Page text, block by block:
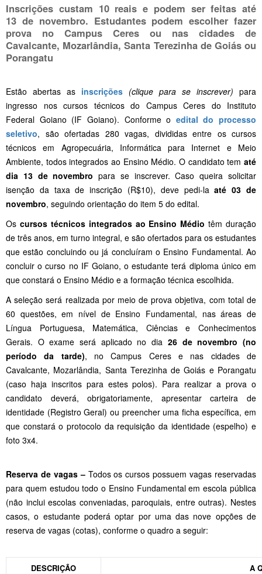
Inscrições custam 10 reais e podem ser feitas até
13 de novembro. Estudantes podem escolher fazer
prova no Campus Ceres ou nas cidades de
Cavalcante, Mozarlândia, Santa Terezinha de Goiás ou
Porangatu
Estão abertas as inscrições (clique para se inscrever) para
ingresso nos cursos técnicos do Campus Ceres do Instituto
Federal Goiano (IF Goiano). Conforme o edital do processo
seletivo, são ofertadas 280 vagas, divididas entre os cursos
técnicos em Agropecuária, Informática para Internet e Meio
Ambiente, todos integrados ao Ensino Médio. O candidato tem até
dia 13 de novembro para se inscrever. Caso queira solicitar
isenção da taxa de inscrição (R$10), deve pedi-la até 03 de
novembro, seguindo orientação do item 5 do edital.
Os cursos técnicos integrados ao Ensino Médio têm duração
de três anos, em turno integral, e são ofertados para os estudantes
que estão concluindo ou já concluíram o Ensino Fundamental. Ao
concluir o curso no IF Goiano, o estudante terá diploma único em
que constará o Ensino Médio e a formação técnica escolhida.
A seleção será realizada por meio de prova objetiva, com total de
60 questões, em nível de Ensino Fundamental, nas áreas de
Língua Portuguesa, Matemática, Ciências e Conhecimentos
Gerais. O exame será aplicado no dia 26 de novembro (no
período da tarde), no Campus Ceres e nas cidades de
Cavalcante, Mozarlândia, Santa Terezinha de Goiás e Porangatu
(caso haja inscritos para estes polos). Para realizar a prova o
candidato deverá, obrigatoriamente, apresentar carteira de
identidade (Registro Geral) ou preencher uma ficha específica, em
que constará o protocolo da requisição da identidade (espelho) e
foto 3x4.
Reserva de vagas –Todos os cursos possuem vagas reservadas
para quem estudou todo o Ensino Fundamental em escola pública
(não inclui escolas conveniadas, paroquiais, entre outras). Nestes
casos, o estudante poderá optar por uma das nove opções de
reserva de vagas (cotas), conforme o quadro a seguir:
DESCRIÇÃO A